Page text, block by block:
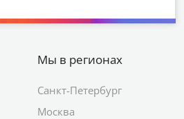
Мы в регионах
Санкт-Петербург
Москва